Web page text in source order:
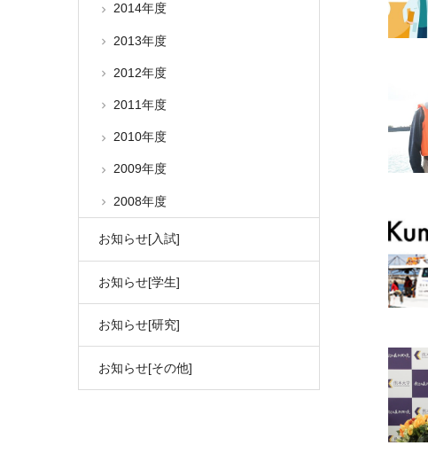
2014年度
2013年度
2012年度
2011年度
2010年度
2009年度
2008年度
お知らせ[入試]
お知らせ[学生]
お知らせ[研究]
お知らせ[その他]